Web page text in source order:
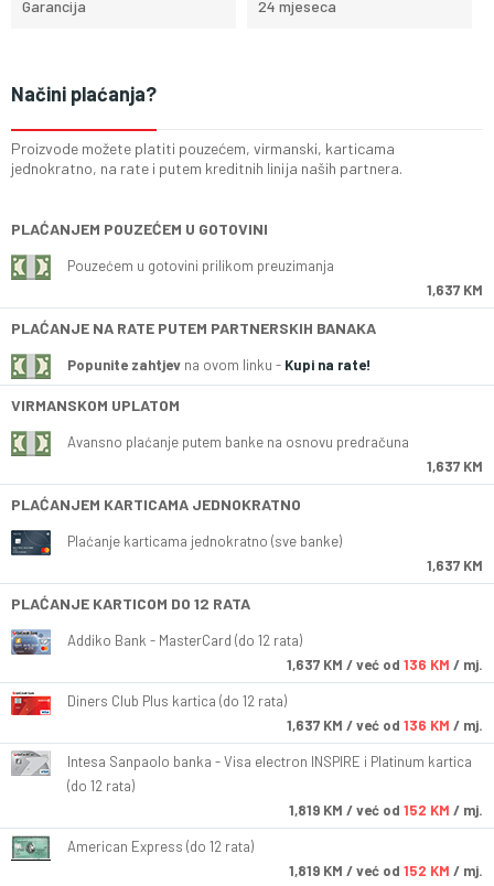
Garancija 24 mjeseca
Načini plaćanja?
Proizvode možete platiti pouzećem, virmanski, karticama
jednokratno, na rate i putem kreditnih linija naših partnera.
PLAĆANJEM POUZEĆEM U GOTOVINI
Pouzećem u gotovini prilikom preuzimanja
1,637 KM
PLAĆANJE NA RATE PUTEM PARTNERSKIH BANAKA
Popunite zahtjev na ovom linku - Kupi na rate!
VIRMANSKOM UPLATOM
Avansno plaćanje putem banke na osnovu predračuna
1,637 KM
PLAĆANJEM KARTICAMA JEDNOKRATNO
Plaćanje karticama jednokratno (sve banke)
1,637 KM
PLAĆANJE KARTICOM DO 12 RATA
Addiko Bank - MasterCard (do 12 rata)
1,637 KM / već od 136 KM / mj.
Diners Club Plus kartica (do 12 rata)
1,637 KM / već od 136 KM / mj.
Intesa Sanpaolo banka - Visa electron INSPIRE i Platinum kartica
(do 12 rata)
1,819 KM / već od 152 KM / mj.
American Express (do 12 rata)
1,819 KM / već od 152 KM / mj.